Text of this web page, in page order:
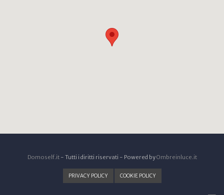
Domoself.it- Tutti i diritti riservati - Powered byOmbreinluce.it
PRIVACY POLICY COOKIE POLICY